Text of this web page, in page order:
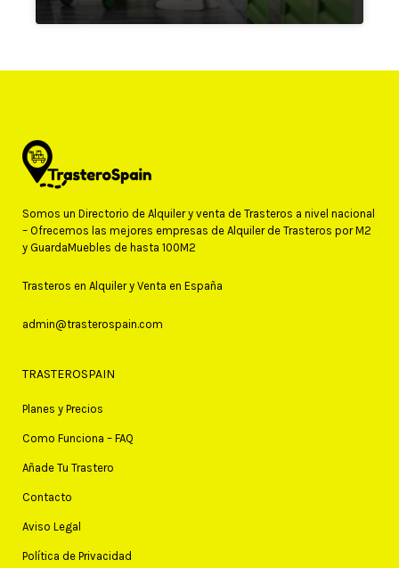
Somos un Directorio de Alquiler y venta de Trasteros a nivel nacional
– Ofrecemos las mejores empresas de Alquiler de Trasteros por M2
y GuardaMuebles de hasta 100M2
Trasteros en Alquiler y Venta en España
admin@trasterospain.com
TRASTEROSPAIN
Planes y Precios
Como Funciona – FAQ
Añade Tu Trastero
Contacto
Aviso Legal
Política de Privacidad